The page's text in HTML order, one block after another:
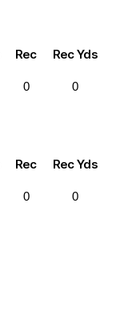
Rec Rec Yds
0 0
Rec Rec Yds
0 0